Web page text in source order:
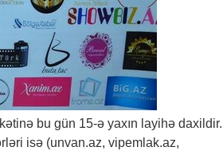
bu gün 15-ə yaxın layihə daxildir.
isə (unvan.az, vipemlak.az,